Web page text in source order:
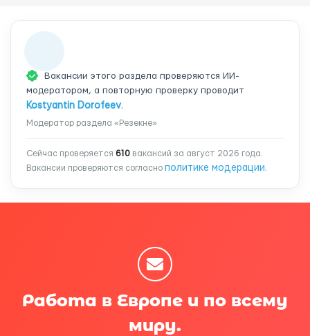
Вакансии этого раздела проверяются ИИ-
модератором, а повторную проверку проводит
Kostyantin Dorofeev.
Модератор раздела «Резекне»
Сейчас проверяется 610 вакансий за август 2026 года.
Вакансии проверяются согласно политике модерации.
Работа в Европе и по всему
миру.